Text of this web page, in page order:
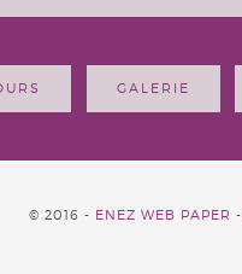
GALERIE
© 2016 - ENEZ WEB PAPER -